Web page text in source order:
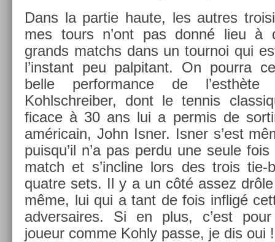
Dans la par­tie haute, les aut­res
mes tours n’ont pas donné lieu à
grands matchs dans un tour­noi qui
l’instant peu pal­pitant. On pour­ra
belle per­for­mance de l’esthète
Kohlschreib­er, dont le ten­nis
ficace à 30 ans lui a per­mis de
américain, John Isner. Isner s’est
puis­qu’il n’a pas perdu une seule
match et s’incline lors des trois tie-
quat­re sets. Il y a un côté assez
même, lui qui a tant de fois in­fligé
ad­versaires. Si en plus, c’est pour
joueur comme Kohly passe, je dis oui !